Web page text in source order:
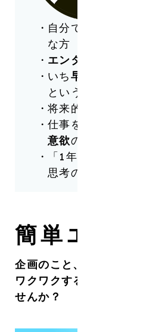
自分で物事を
な方
エンタメ
いち早く
という方
将来的な
仕事を通じて成長した
意欲の強い方
「1年生でも試合に出
思考の方
簡単エント
企画のこと、クリエイティブ
ワクワクする世界づくりを
せんか？